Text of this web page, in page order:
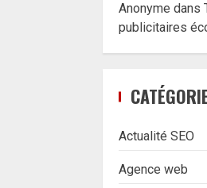
Anonyme dans
publicitaires
Actualité SEO
Agence web